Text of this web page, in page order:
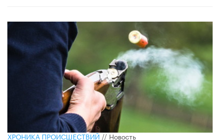
ХРОНИКА ПРОИСШЕСТВИЙ//Новость